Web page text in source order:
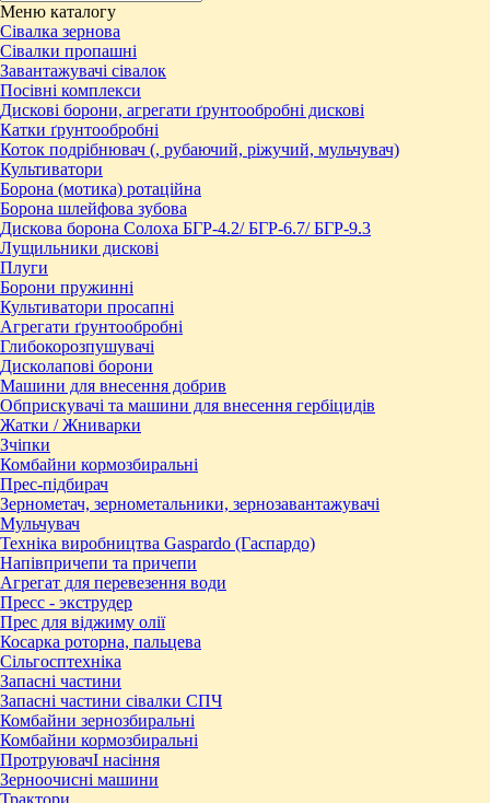
Меню каталогу
Сівалка зернова
Сівалки пропашні
Завантажувачі сівалок
Посівні комплекси
Дискові борони, агрегати ґрунтообробні дискові
Катки ґрунтообробні
Коток подрібнювач (, рубаючий, ріжучий, мульчувач)
Культиватори
Борона (мотика) ротаційна
Борона шлейфова зубова
Дискова борона Солоха БГР-4.2/ БГР-6.7/ БГР-9.3
Лущильники дискові
Плуги
Борони пружинні
Культиватори просапні
Агрегати ґрунтообробні
Глибокорозпушувачі
Дисколапові борони
Машини для внесення добрив
Обприскувачі та машини для внесення гербіцидів
Жатки / Жниварки
Зчіпки
Комбайни кормозбиральні
Прес-підбирач
Зернометач, зернометальники, зернозавантажувачі
Мульчувач
Техніка виробництва Gaspardo (Гаспардо)
Напівпричепи та причепи
Агрегат для перевезення води
Пресc - экструдер
Прес для віджиму олії
Косарка роторна, пальцева
Сільгосптехніка
Запасні частини
Запасні частини сівалки СПЧ
Комбайни зернозбиральні
Комбайни кормозбиральні
ПротруювачІ насіння
Зерноочисні машини
Трактори